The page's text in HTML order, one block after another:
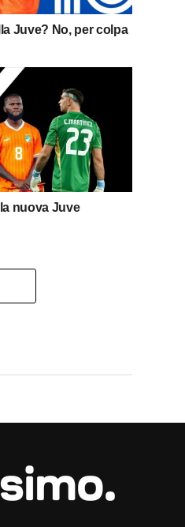
Juve? No, per colpa
nuova Juve